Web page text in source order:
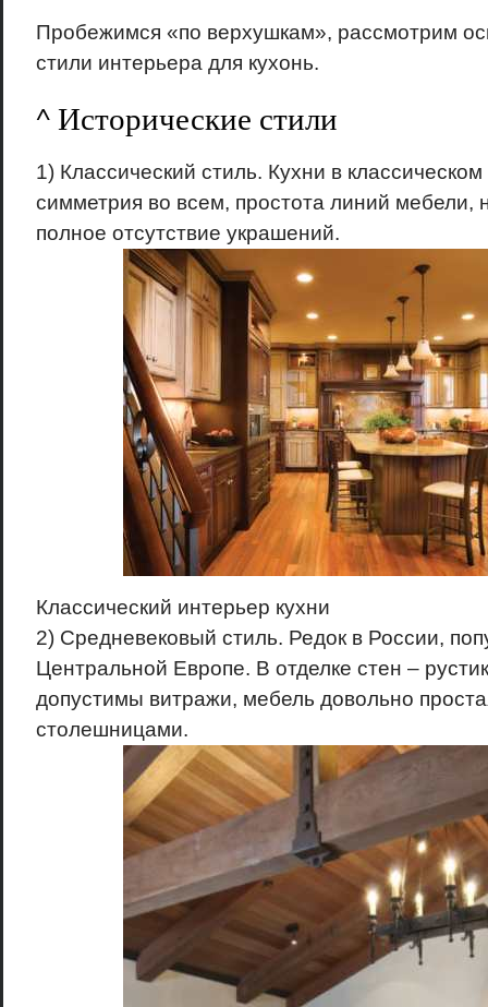
Пробежимся «по верхушкам», рассмотрим
стили интерьера для кухонь.
^ Исторические стили
1) Классический стиль. Кухни в
симметрия во всем, простота линий мебели,
полное отсутствие украшений.
Классический интерьер кухни
2) Средневековый стиль. Редок в России,
Центральной Европе. В отделке стен –
допустимы витражи, мебель довольно
столешницами.